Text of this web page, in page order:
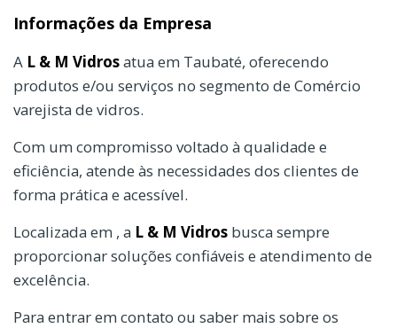
Informações da Empresa
A L & M Vidrosatua em Taubaté, oferecendo
produtos e/ou serviços no segmento de Comércio
varejista de vidros.
Com um compromisso voltado à qualidade e
eficiência, atende às necessidades dos clientes de
forma prática e acessível.
Localizada em , a L & M Vidros busca sempre
proporcionar soluções confiáveis e atendimento de
excelência.
Para entrar em contato ou saber mais sobre os